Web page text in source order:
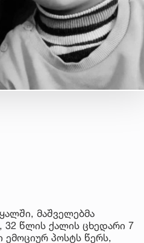
მაშველებმა
32 წლის ქალის ცხედარი 7
პოსტს წერს,